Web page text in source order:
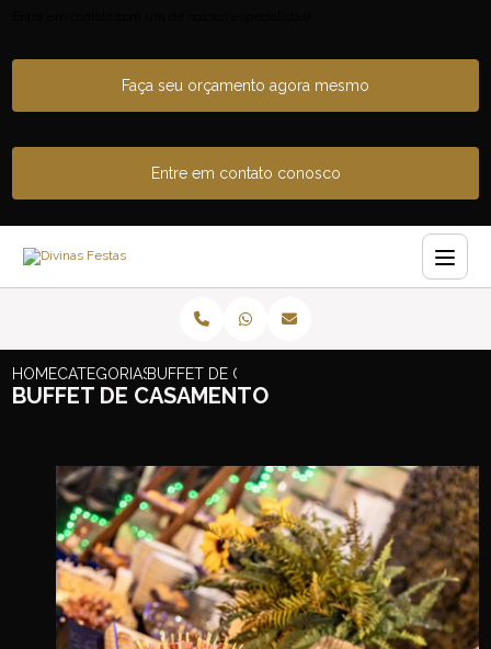
Faça seu orçamento agora mesmo
Entre em contato conosco
HOMECATEGORIASBUFFET DE CASAMENTO
BUFFET DE CASAMENTO